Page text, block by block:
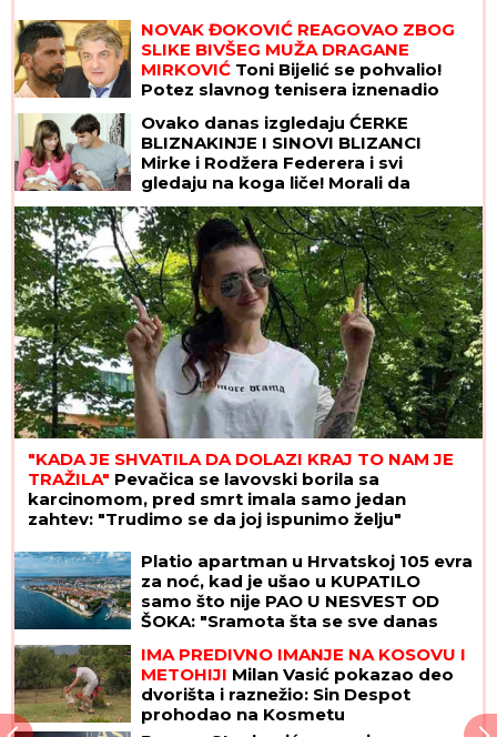
NOVAK ĐOKOVIĆ REAGOVAO ZBOG
SLIKE BIVŠEG MUŽA DRAGANE
MIRKOVIĆ Toni Bijelić se pohvalio!
Potez slavnog tenisera iznenadio
sve - o ovome se i dalje priča
Ovako danas izgledaju ĆERKE
BLIZNAKINJE I SINOVI BLIZANCI
Mirke i Rodžera Federera i svi
gledaju na koga liče! Morali da
zarađuju DŽEPERAC iako im je otac
milijarder: "Neka znaju da novac ne
pada sa neba"
"KADA JE SHVATILA DA DOLAZI KRAJ TO NAM JE
TRAŽILA" Pevačica se lavovski borila sa
karcinomom, pred smrt imala samo jedan
zahtev: "Trudimo se da joj ispunimo želju"
Platio apartman u Hrvatskoj 105 evra
za noć, kad je ušao u KUPATILO
samo što nije PAO U NESVEST OD
ŠOKA: "Sramota šta se sve danas
IMA PREDIVNO IMANJE NA KOSOVU I
METOHIJI Milan Vasić pokazao deo
dvorišta i raznežio: Sin Despot
prohodao na Kosmetu